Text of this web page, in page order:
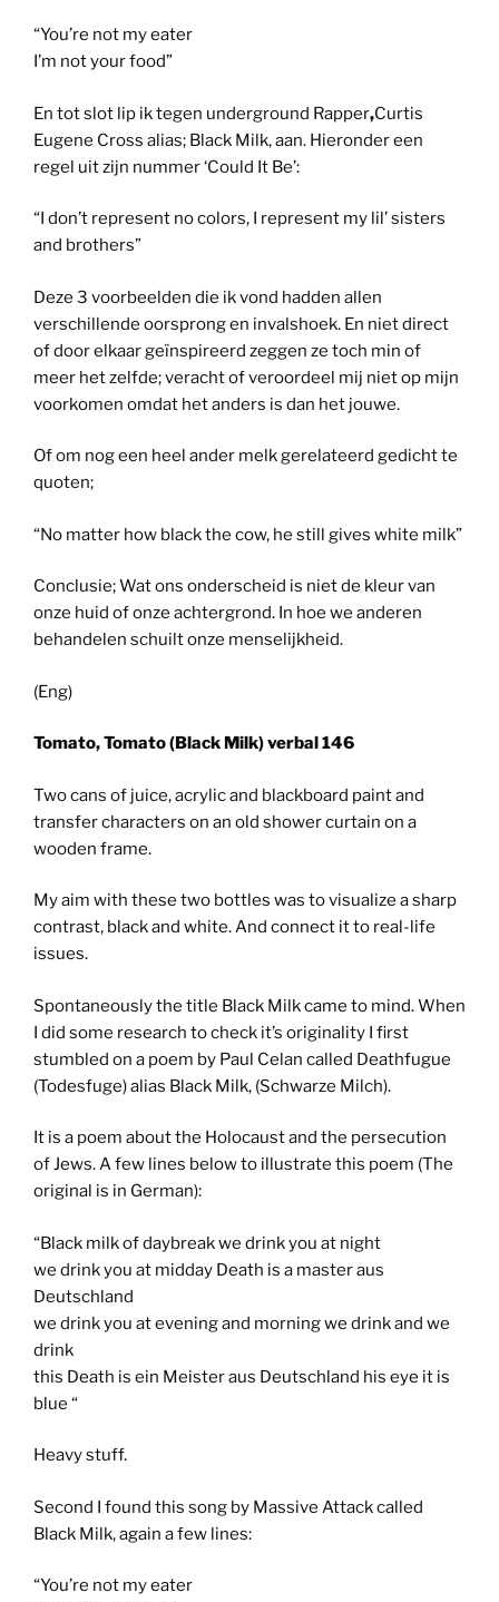
“You’re not my eater
I’m not your food”
En tot slot lip ik tegen underground Rapper,Curtis
Eugene Cross alias; Black Milk, aan. Hieronder een
regel uit zijn nummer ‘Could It Be’:
“I don’t represent no colors, I represent my lil’ sisters
and brothers”
Deze 3 voorbeelden die ik vond hadden allen
verschillende oorsprong en invalshoek. En niet direct
of door elkaar geïnspireerd zeggen ze toch min of
meer het zelfde; veracht of veroordeel mij niet op mijn
voorkomen omdat het anders is dan het jouwe.
Of om nog een heel ander melk gerelateerd gedicht te
quoten;
“No matter how black the cow, he still gives white milk”
Conclusie; Wat ons onderscheid is niet de kleur van
onze huid of onze achtergrond. In hoe we anderen
behandelen schuilt onze menselijkheid.
(Eng)
Tomato, Tomato (Black Milk) verbal 146
Two cans of juice, acrylic and blackboard paint and
transfer characters on an old shower curtain on a
wooden frame.
My aim with these two bottles was to visualize a sharp
contrast, black and white. And connect it to real-life
issues.
Spontaneously the title Black Milk came to mind. When
I did some research to check it’s originality I first
stumbled on a poem by Paul Celan called Deathfugue
(Todesfuge) alias Black Milk, (Schwarze Milch).
It is a poem about the Holocaust and the persecution
of Jews. A few lines below to illustrate this poem (The
original is in German):
“Black milk of daybreak we drink you at night
we drink you at midday Death is a master aus
Deutschland
we drink you at evening and morning we drink and we
drink
this Death is ein Meister aus Deutschland his eye it is
blue “
Heavy stuff.
Second I found this song by Massive Attack called
Black Milk, again a few lines:
“You’re not my eater